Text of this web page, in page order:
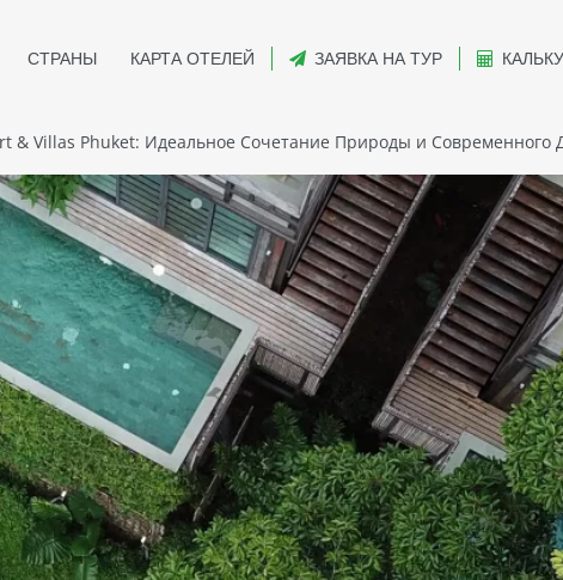
СТРАНЫ КАРТА ОТЕЛЕЙ ЗАЯВКА НА ТУР
& Villas Phuket: Идеальное Сочетание Природы и Современного
905 21
Идеальное Сочетание
Дизайна
расположенный в живописном уголке Пхукета, где
разнообразные варианты размещения: от стильных номеров до
начинается под пение птиц, а ваша терраса открывает
а все заботы остаются далеко позади.
VIGNETTE COLLECTION AN IHG HOTEL, 5*